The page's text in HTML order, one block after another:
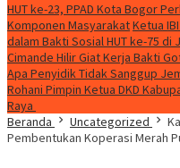
HUT ke-23, PPAD Kota Bogor
Komponen MasyarakatKetua
dalam Bakti Sosial HUT ke-75 di
Cimande Hilir Giat Kerja Bakti
Apa Penyidik Tidak Sanggup
Rohani Pimpin Ketua DKD
Raya
Beranda
Uncategorized
Pembentukan Koperasi Merah